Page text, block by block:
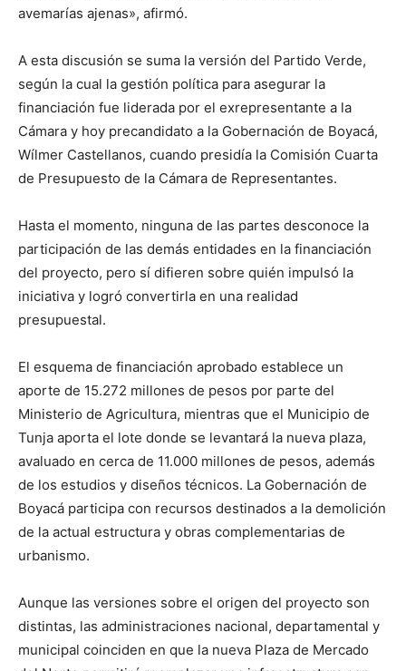
avemarías ajenas», afirmó.
A esta discusión se suma la versión del Partido Verde,
según la cual la gestión política para asegurar la
financiación fue liderada por el exrepresentante a la
Cámara y hoy precandidato a la Gobernación de Boyacá,
Wílmer Castellanos, cuando presidía la Comisión Cuarta
de Presupuesto de la Cámara de Representantes.
Hasta el momento, ninguna de las partes desconoce la
participación de las demás entidades en la financiación
del proyecto, pero sí difieren sobre quién impulsó la
iniciativa y logró convertirla en una realidad
presupuestal.
El esquema de financiación aprobado establece un
aporte de 15.272 millones de pesos por parte del
Ministerio de Agricultura, mientras que el Municipio de
Tunja aporta el lote donde se levantará la nueva plaza,
avaluado en cerca de 11.000 millones de pesos, además
de los estudios y diseños técnicos. La Gobernación de
Boyacá participa con recursos destinados a la demolición
de la actual estructura y obras complementarias de
urbanismo.
Aunque las versiones sobre el origen del proyecto son
distintas, las administraciones nacional, departamental y
municipal coinciden en que la nueva Plaza de Mercado